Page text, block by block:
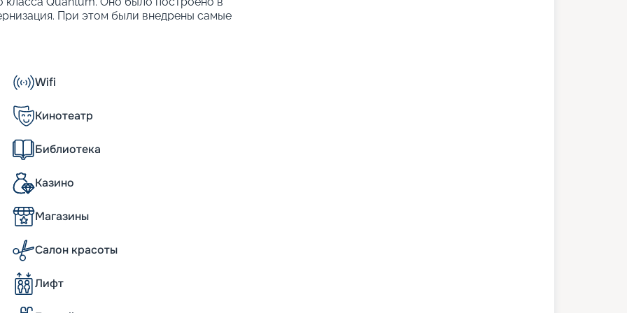
При этом были внедрены самые
человек. Другие особенности:
Seas впечатляет как снаружи, так и
и заботу о будущих пассажирах.
Его длина составляет 348
внутренние, дороже обойдутся
кто лишен возможности наслаждаться
не будут сильно ущемлены. Во
«виртуальный балкон». Одну из стен
с наружных камер. Всего на корабле
000 отдыхающих.
Wifi
Кинотеатр
Библиотека
Казино
Магазины
Салон красоты
Лифт